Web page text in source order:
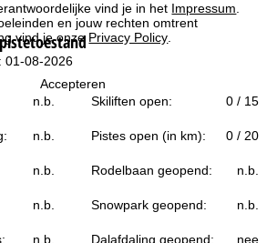
vind je in het Impressum
en jouw rechten omtrent
vind je onze Privacy Policy
Accepteren
01-08-2026
n.b. Skiliften open: 0 / 15
n.b. Pistes open (in km): 0 / 20
n.b. Rodelbaan geopend: n.b.
n.b. Snowpark geopend: n.b.
n.b. Dalafdaling geopend: nee